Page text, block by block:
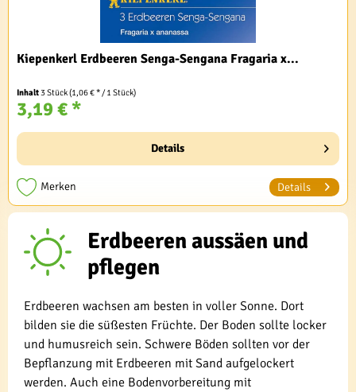
Kiepenkerl Erdbeeren Senga-Sengana Fragaria x...
Inhalt3 Stück(1,06 € * / 1 Stück)
3,19 € *
Details
Merken Details
Erdbeeren aussäen und
pflegen
Erdbeeren wachsen am besten in voller Sonne. Dort
bilden sie die süßesten Früchte. Der Boden sollte locker
und humusreich sein. Schwere Böden sollten vor der
Bepflanzung mit Erdbeeren mit Sand aufgelockert
werden. Auch eine Bodenvorbereitung mit